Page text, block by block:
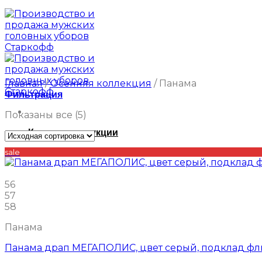
Каталог продукции
Главная / Осенняя коллекция / Панама
Фильтрация
Показаны все (5)
sale
56
57
58
Панама
Панама драп МЕГАПОЛИС, цвет серый, подклад